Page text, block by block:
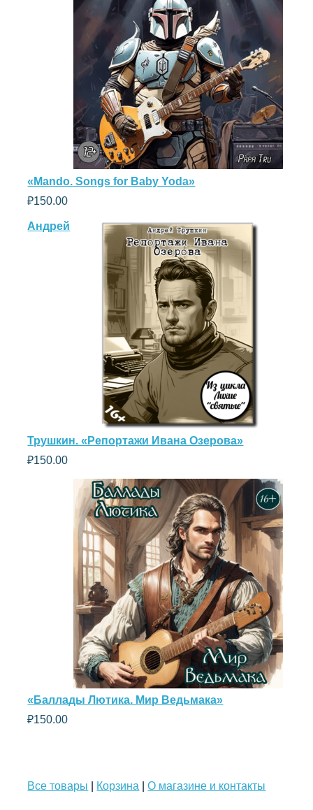
«Mando. Songs for Baby Yoda»
₽150.00
Андрей
Трушкин. «Репортажи Ивана Озерова»
₽150.00
«Баллады Лютика. Мир Ведьмака»
₽150.00
Все товары Корзина |О магазине и контакты